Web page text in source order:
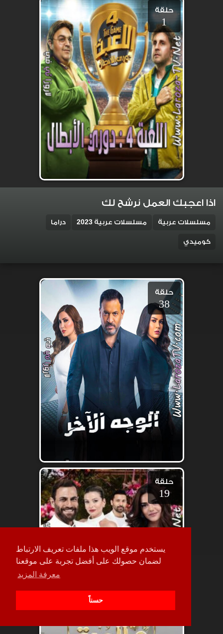
يستخدم موقع الويب هذا ملفات تعريف الارتباط
لضمان حصولك على أفضل تجربة على موقعنا
معرفة المزيد
حسناً
حلقة
1
اذا اعجبك العمل نرشح لك
مسلسلات عربية مسلسلات عربية 2023
دراما
كوميدي
حلقة
38
حلقة
19